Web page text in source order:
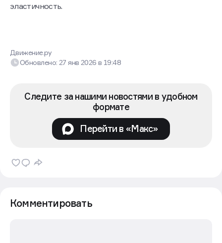
эластичность.
Движение.ру
Обновлено: 27 янв 2026в 19:48
Следите за нашими новостями в удобном
формате
Перейти в «Макс»
Комментировать